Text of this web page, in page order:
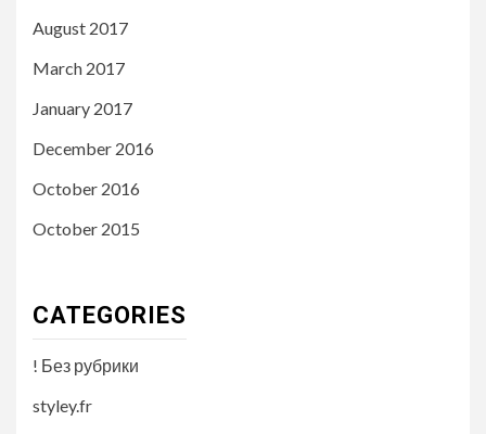
August 2017
March 2017
January 2017
December 2016
October 2016
October 2015
CATEGORIES
! Без рубрики
styley.fr